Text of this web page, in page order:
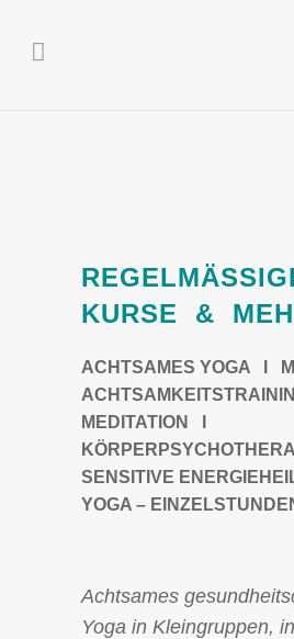
KURSE &
ACHTSAMES YOGA
MEDITATION
SENSITIVE
YOGA –
Achtsames
Yoga in Kleingruppen, in